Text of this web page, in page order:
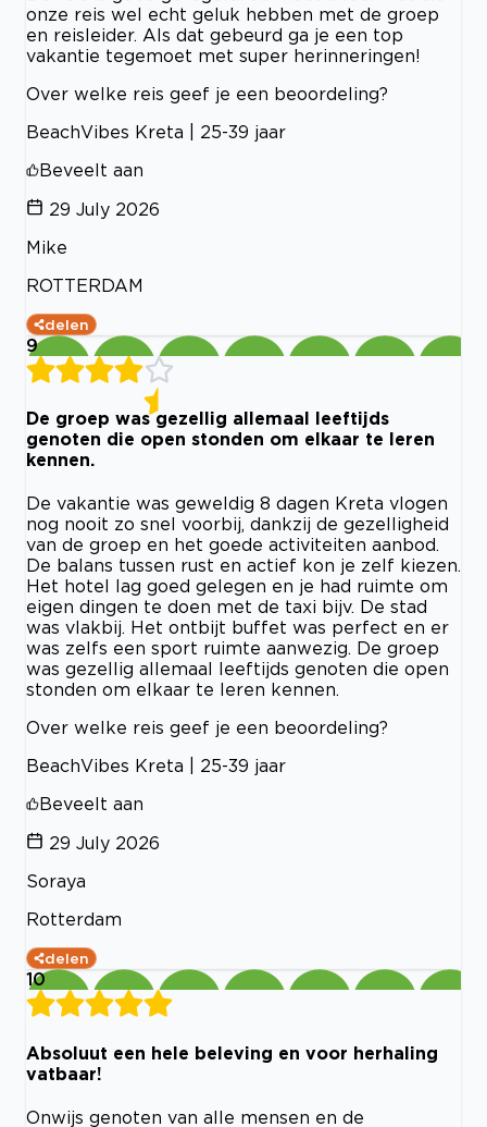
onze reis wel echt geluk hebben met de groep
en reisleider. Als dat gebeurd ga je een top
vakantie tegemoet met super herinneringen!
Over welke reis geef je een beoordeling?
BeachVibes Kreta | 25-39 jaar
Beveelt aan
29 July 2026
Mike
ROTTERDAM
delen
9
De groep was gezellig allemaal leeftijds
genoten die open stonden om elkaar te leren
kennen.
De vakantie was geweldig 8 dagen Kreta vlogen
nog nooit zo snel voorbij, dankzij de gezelligheid
van de groep en het goede activiteiten aanbod.
De balans tussen rust en actief kon je zelf kiezen.
Het hotel lag goed gelegen en je had ruimte om
eigen dingen te doen met de taxi bijv. De stad
was vlakbij. Het ontbijt buffet was perfect en er
was zelfs een sport ruimte aanwezig. De groep
was gezellig allemaal leeftijds genoten die open
stonden om elkaar te leren kennen.
Over welke reis geef je een beoordeling?
BeachVibes Kreta | 25-39 jaar
Beveelt aan
29 July 2026
Soraya
Rotterdam
delen
10
Absoluut een hele beleving en voor herhaling
vatbaar!
Onwijs genoten van alle mensen en de